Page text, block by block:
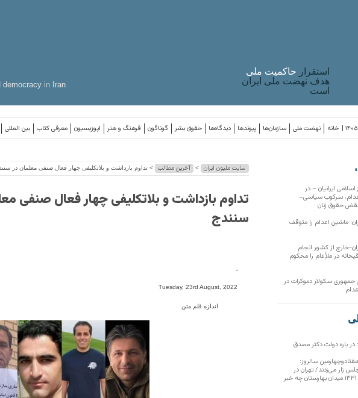
democracy in Iran
استقرار حاکميت ملی
هدف نهضت ملی ایران
است
بین المللی معرفی کتاب اپوزیسیون فرهنگ و هنر گوناگون حقوق بشر دیدگاه‌ها پیوندها سازمان‌ها نهضت ملی خانه
سایت ملیون ایران > آخرین مطالب > تداوم بازداشت و بلاتکلیفی چهار فعال صنفی معلمان در
تداوم بازداشت و بلاتکلیفی چهار فعال صنفی
سنندج
-
Tuesday, 23rd August, 2022
اندازه قلم متن
ایرانیان – در
سرکوب سیاسی–
حقوق زنان
ماشین اعدام را متوقف
خارج از کشور انجام
در ملأِعام را محکوم
جمهوری سکولار دموکرات در
باره دولت دکتر مصدق
سالروز:
زار می‌زدند/ تهران در
آتش؛ ۳۰ تیر ۱۳۳۱ میدان بهارستان چه خبر